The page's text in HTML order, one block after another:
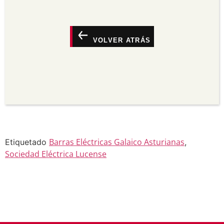
Non comercial —Non pode utilizar este material
para propósitos comerciais.
Sen derivadas —Se vostede remestura,
licenza permite.
VOLVER ATRÁS
Etiquetado Barras Eléctricas Galaico Asturianas,
Sociedad Eléctrica Lucense